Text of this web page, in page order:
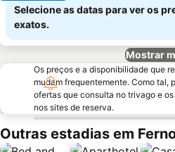
Selecione as datas para ver os
exatos.
Mostrar
Os preços e a disponibilidade que
mudam frequentemente. Como tal,
ofertas que consulta no trivago e
nos sites de reserva.
Outras estadias em